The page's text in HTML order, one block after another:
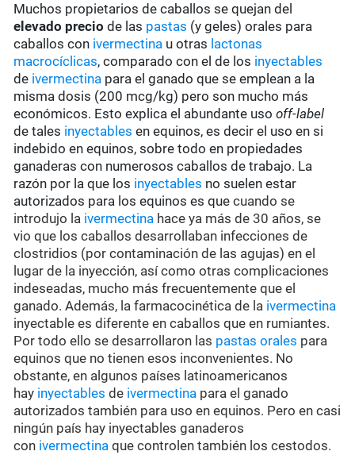
Muchos propietarios de caballos se quejan del
elevado precio de las pastas (y geles) orales para
caballos con ivermectina u otras lactonas
macrocíclicas, comparado con el de los inyectables
de ivermectina para el ganado que se emplean a la
misma dosis (200 mcg/kg) pero son mucho más
económicos. Esto explica el abundante usooff-label
de tales inyectables en equinos, es decir el uso en si
indebido en equinos, sobre todo en propiedades
ganaderas con numerosos caballos de trabajo. La
razón por la que los inyectables no suelen estar
autorizados para los equinos es quecuando se
introdujo la ivermectina hace ya más de 30 años, se
vio que los caballos desarrollaban infecciones de
clostridios (por contaminación de las agujas) en el
lugar de la inyección, así como otras complicaciones
indeseadas, mucho más frecuentemente que el
ganado. Además, la farmacocinética de la ivermectina
inyectable es diferente en caballos que en rumiantes.
Por todo ello se desarrollaron las pastas orales para
equinos que no tienen esos inconvenientes. No
obstante, en algunos países latinoamericanos
hay inyectables de ivermectina para el ganado
autorizados también para uso en equinos. Pero en casi
ningún país hay inyectables ganaderos
con ivermectina que controlen también los cestodos.